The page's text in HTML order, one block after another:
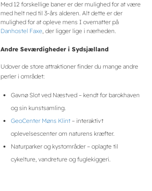
Med 12 forskellige baner er der mulighed for at være
med helt ned til 3-års alderen. Alt dette er der
mulighed for at opleve mens I overnatter på
Danhostel Faxe, der ligger lige i nærheden.
Andre Seværdigheder i Sydsjælland
Udover de store attraktioner finder du mange andre
perler i området:
Gavnø Slot ved Næstved – kendt for barokhaven
og sin kunstsamling.
GeoCenter Møns Klint – interaktivt
oplevelsescenter om naturens kræfter.
Naturparker og kystområder – oplagte til
cykelture, vandreture og fuglekiggeri.